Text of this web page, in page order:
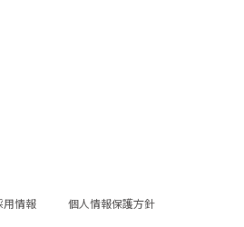
用情報 個人情報保護方針